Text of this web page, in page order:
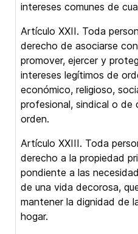
intereses comunes de
Artículo XXII. Toda
derecho de asociarse
promover, ejercer y
intereses legítimos de
económico, religioso,
profesional, sindical o de
orden.
Artículo XXIII. Toda
derecho a la propiedad
pondiente a las
de una vida decorosa,
mantener la dignidad de
hogar.